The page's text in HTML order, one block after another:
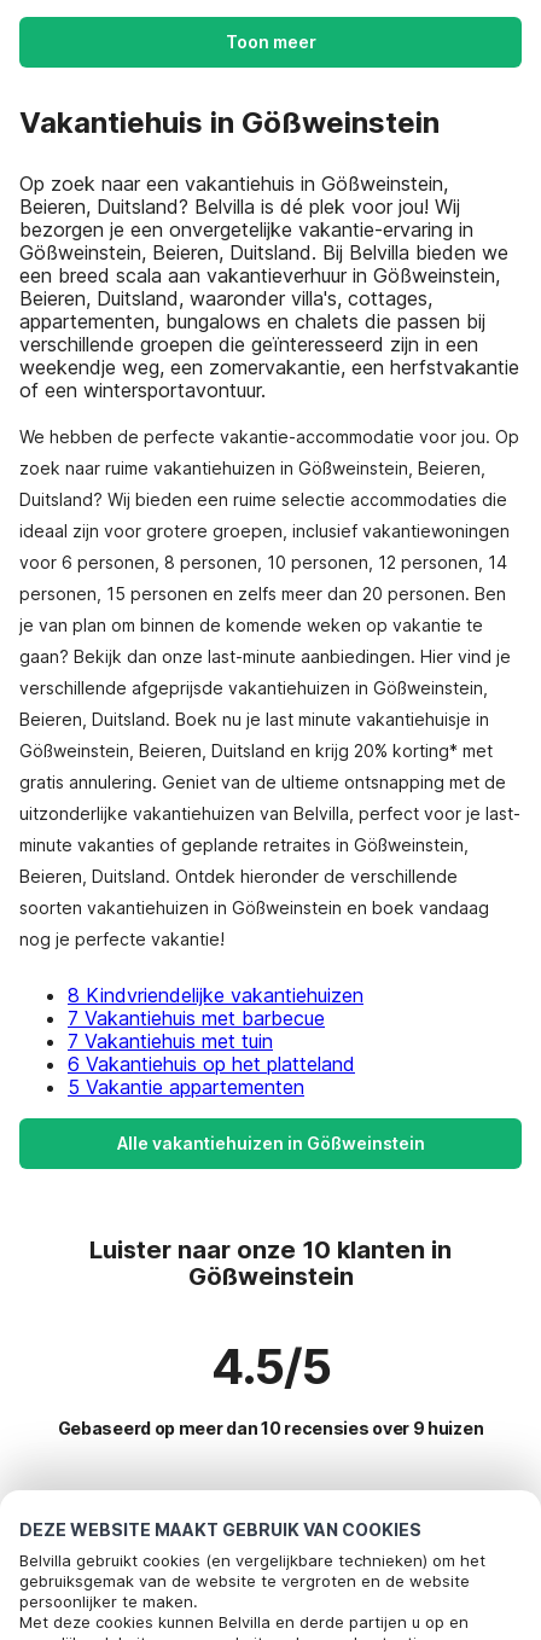
DEZE WEBSITE MAAKT GEBRUIK VAN COOKIES
Belvilla gebruikt cookies (en vergelijkbare technieken) om het
gebruiksgemak van de website te vergroten en de website
persoonlijker te maken.
Met deze cookies kunnen Belvilla en derde partijen u op en
Toon meer
Vakantiehuis in Gößweinstein
Op zoek naar een vakantiehuis in Gößweinstein,
Beieren, Duitsland? Belvilla is dé plek voor jou! Wij
bezorgen je een onvergetelijke vakantie-ervaring in
Gößweinstein, Beieren, Duitsland. Bij Belvilla bieden we
een breed scala aan vakantieverhuur in Gößweinstein,
Beieren, Duitsland, waaronder villa's, cottages,
appartementen, bungalows en chalets die passen bij
verschillende groepen die geïnteresseerd zijn in een
weekendje weg, een zomervakantie, een herfstvakantie
of een wintersportavontuur.
We hebben de perfecte vakantie-accommodatie voor jou. Op
zoek naar ruime vakantiehuizen in Gößweinstein, Beieren,
Duitsland? Wij bieden een ruime selectie accommodaties die
ideaal zijn voor grotere groepen, inclusief vakantiewoningen
voor 6 personen, 8 personen, 10 personen, 12 personen, 14
personen, 15 personen en zelfs meer dan 20 personen. Ben
je van plan om binnen de komende weken op vakantie te
gaan? Bekijk dan onze last-minute aanbiedingen. Hier vind je
verschillende afgeprijsde vakantiehuizen in Gößweinstein,
Beieren, Duitsland. Boek nu je last minute vakantiehuisje in
Gößweinstein, Beieren, Duitsland en krijg 20% korting* met
gratis annulering. Geniet van de ultieme ontsnapping met de
uitzonderlijke vakantiehuizen van Belvilla, perfect voor je last-
minute vakanties of geplande retraites in Gößweinstein,
Beieren, Duitsland. Ontdek hieronder de verschillende
soorten vakantiehuizen in Gößweinstein en boek vandaag
nog je perfecte vakantie!
8 Kindvriendelijke vakantiehuizen
7 Vakantiehuis met barbecue
7 Vakantiehuis met tuin
6 Vakantiehuis op het platteland
5 Vakantie appartementen
Alle vakantiehuizen in Gößweinstein
Luister naar onze 10 klanten in
Gößweinstein
4.5/5
Gebaseerd op meer dan 10 recensies over 9 huizen
Meest populaire bestemmingen voor
vakantie
Top steden met top voorzieningen voor vakantie
Bel om te boeken